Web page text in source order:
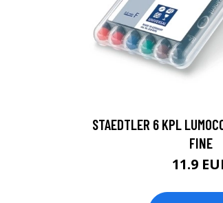
STAEDTLER 6 KPL
FINE
11.9